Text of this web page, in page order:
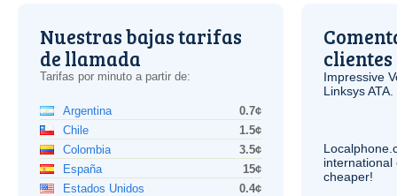
Nuestras bajas tarifas
de llamada
Tarifas por minuto a partir de:
Argentina
0.7¢
Chile
1.5¢
Colombia
3.5¢
España
15¢
Estados Unidos
0.4¢
clientes
Impressive
LinksysATA
international
cheaper!